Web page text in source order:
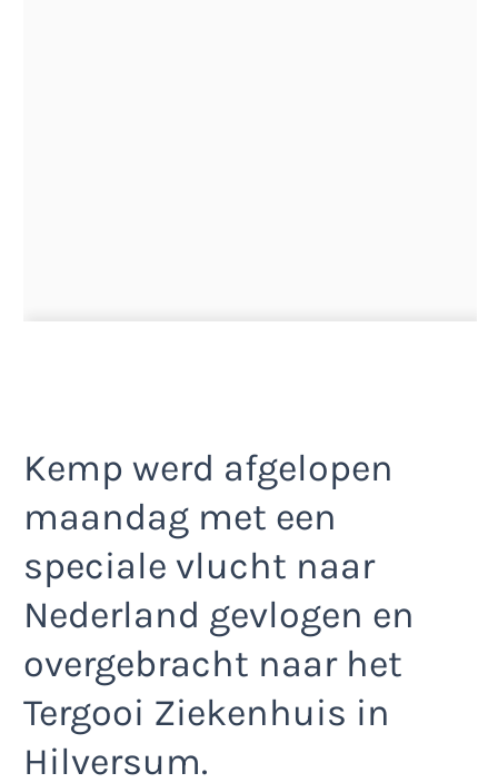
Kemp werd afgelopen
maandag met een
speciale vlucht naar
Nederland gevlogen en
overgebracht naar het
Tergooi Ziekenhuis in
Hilversum.